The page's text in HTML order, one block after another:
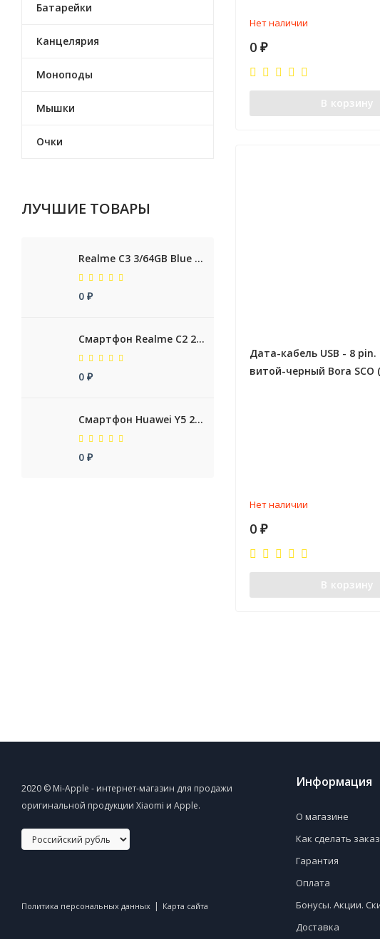
Батарейки
Канцелярия
Моноподы
Мышки
Очки
ЛУЧШИЕ ТОВАРЫ
Realme C3 3/64GB Blue RUS
0 ₽
Смартфон Realme C2 2/32GB Blue RUS
0 ₽
Смартфон Huawei Y5 2019 2/32GB Sapphire Blue RUS
0 ₽
Нет наличии
0 ₽
В корзину
Дата-кабель USB - 8 pin.
витой-черный Bora SCO
Нет наличии
0 ₽
В корзину
2020 © Mi-Apple - интернет-магазин для продажи
оригинальной продукции Xiaomi и Apple.
Политика персональных данных | Карта сайта
Информация
О магазине
Как сделать заказ
Гарантия
Оплата
Бонусы. Акции.
Доставка